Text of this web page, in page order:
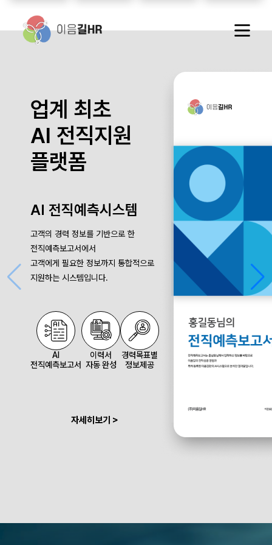
업계 최초
AI 전직지원
플랫폼
AI 전직예측시스템
고객의 경력 정보를 기반으로 한
전직예측보고서에서
고객에게 필요한 정보까지 통합적으로
지원하는 시스템입니다.
AI
전직예측보고서
이력서
자동 완성
경력목표별
정보제공
자세히보기 >